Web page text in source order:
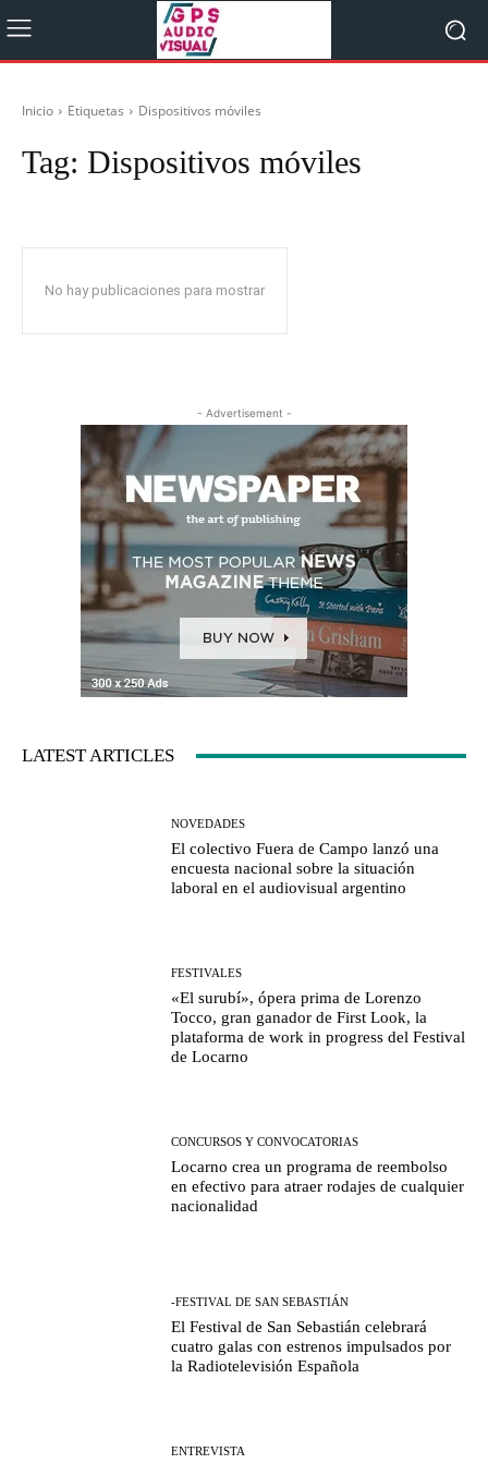
Inicio Etiquetas Dispositivos móviles
Tag: Dispositivos móviles
No hay publicaciones para mostrar
- Advertisement -
LATEST ARTICLES
NOVEDADES
El colectivo Fuera de Campo lanzó una
encuesta nacional sobre la situación
laboral en el audiovisual argentino
FESTIVALES
«El surubí», ópera prima de Lorenzo
Tocco, gran ganador de First Look, la
plataforma de work in progress del Festival
de Locarno
CONCURSOS Y CONVOCATORIAS
Locarno crea un programa de reembolso
en efectivo para atraer rodajes de cualquier
nacionalidad
-FESTIVAL DE SAN SEBASTIÁN
El Festival de San Sebastián celebrará
cuatro galas con estrenos impulsados por
la Radiotelevisión Española
ENTREVISTA